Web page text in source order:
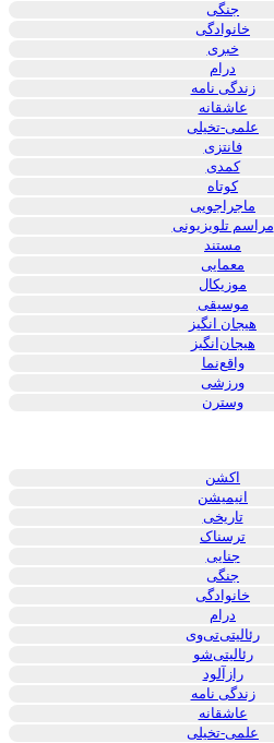
جنگی
خانوادگی
خبری
درام
زندگی نامه
عاشقانه
علمی-تخیلی
فانتزی
کمدی
کوتاه
ماجراجویی
مراسم تلویزیونی
مستند
معمایی
موزیکال
موسیقی
هیجان انگیز
هیجان‌انگیز
واقع‌نما
ورزشی
وسترن
اکشن
انیمیشن
تاریخی
ترسناک
جنایی
جنگی
خانوادگی
درام
رئالیتی‌تی‌وی
رئالیتی‌شو
رازآلود
زندگی نامه
عاشقانه
علمی-تخیلی